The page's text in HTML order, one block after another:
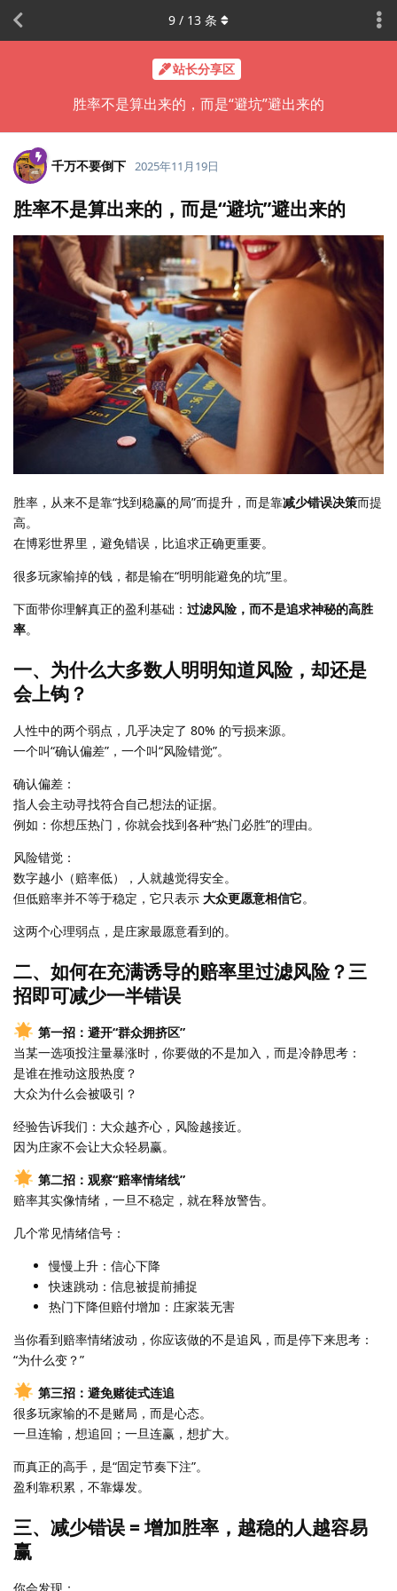
站长分享区
胜率不是算出来的，而是“避坑”避出来的
9 / 13 条
千万不要倒下 2025年11月19日
胜率不是算出来的，而是“避坑”避出来的
胜率，从来不是靠“找到稳赢的局”而提升，而是靠减少错误决策而提
高。
在博彩世界里，避免错误，比追求正确更重要。
很多玩家输掉的钱，都是输在“明明能避免的坑”里。
下面带你理解真正的盈利基础： 过滤风险，而不是追求神秘的高胜
率。
一、为什么大多数人明明知道风险，却还是
会上钩？
人性中的两个弱点，几乎决定了 80% 的亏损来源。
一个叫“确认偏差”，一个叫“风险错觉”。
确认偏差：
指人会主动寻找符合自己想法的证据。
例如：你想压热门，你就会找到各种“热门必胜”的理由。
风险错觉：
数字越小（赔率低），人就越觉得安全。
但低赔率并不等于稳定，它只表示 大众更愿意相信它。
这两个心理弱点，是庄家最愿意看到的。
二、如何在充满诱导的赔率里过滤风险？三
招即可减少一半错误
第一招：避开“群众拥挤区”
当某一选项投注量暴涨时，你要做的不是加入，而是冷静思考：
是谁在推动这股热度？
大众为什么会被吸引？
经验告诉我们：大众越齐心，风险越接近。
因为庄家不会让大众轻易赢。
第二招：观察“赔率情绪线”
赔率其实像情绪，一旦不稳定，就在释放警告。
几个常见情绪信号：
慢慢上升：信心下降
快速跳动：信息被提前捕捉
热门下降但赔付增加：庄家装无害
当你看到赔率情绪波动，你应该做的不是追风，而是停下来思考：
“为什么变？”
第三招：避免赌徒式连追
很多玩家输的不是赌局，而是心态。
一旦连输，想追回；一旦连赢，想扩大。
而真正的高手，是“固定节奏下注”。
盈利靠积累，不靠爆发。
三、减少错误 = 增加胜率，越稳的人越容易
赢